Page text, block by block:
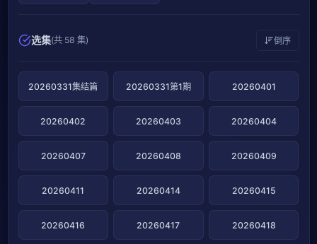
选集(共 58 集) 倒序
20260331集结篇 20260331第1期 20260401
20260402 20260403 20260404
20260407 20260408 20260409
20260411 20260414 20260415
20260416 20260417 20260418